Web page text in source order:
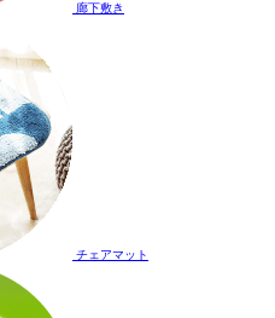
廊下敷き
チェアマット